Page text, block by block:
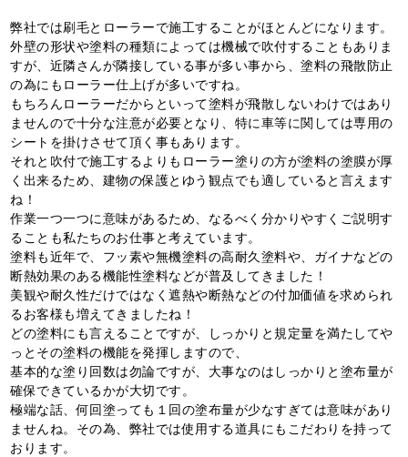
弊社では刷毛とローラーで施工することがほとんどになります。
外壁の形状や塗料の種類によっては機械で吹付することもありま
すが、近隣さんが隣接している事が多い事から、塗料の飛散防止
の為にもローラー仕上げが多いですね。
もちろんローラーだからといって塗料が飛散しないわけではあり
ませんので十分な注意が必要となり、特に車等に関しては専用の
シートを掛けさせて頂く事もあります。
それと吹付で施工するよりもローラー塗りの方が塗料の塗膜が厚
く出来るため、建物の保護とゆう観点でも適していると言えます
ね！
作業一つ一つに意味があるため、なるべく分かりやすくご説明す
ることも私たちのお仕事と考えています。
塗料も近年で、フッ素や無機塗料の高耐久塗料や、ガイナなどの
断熱効果のある機能性塗料などが普及してきました！
美観や耐久性だけではなく遮熱や断熱などの付加価値を求められ
るお客様も増えてきましたね！
どの塗料にも言えることですが、しっかりと規定量を満たしてや
っとその塗料の機能を発揮しますので、
基本的な塗り回数は勿論ですが、大事なのはしっかりと塗布量が
確保できているかが大切です。
極端な話、何回塗っても１回の塗布量が少なすぎては意味があり
ませんね。その為、弊社では使用する道具にもこだわりを持って
おります。